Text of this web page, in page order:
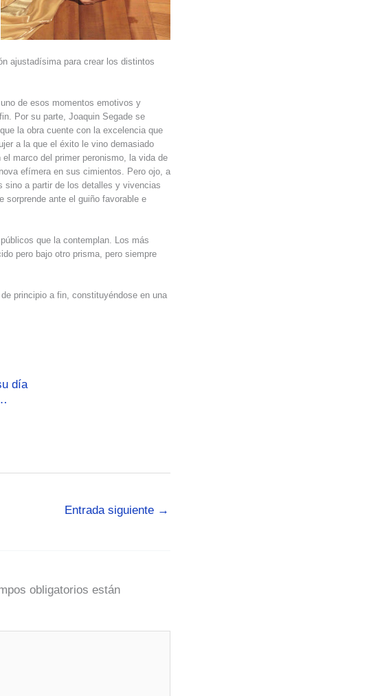
ajustadísima para crear los distintos
de esos momentos emotivos y
Por su parte, Joaquin Segade se
la obra cuente con la excelencia que
a la que el éxito le vino demasiado
marco del primer peronismo, la vida de
efímera en sus cimientos. Pero ojo, a
sino a partir de los detalles y vivencias
sorprende ante el guiño favorable e
que la contemplan. Los más
pero bajo otro prisma, pero siempre
principio a fin, constituyéndose en una
día
Entrada siguiente →
obligatorios están